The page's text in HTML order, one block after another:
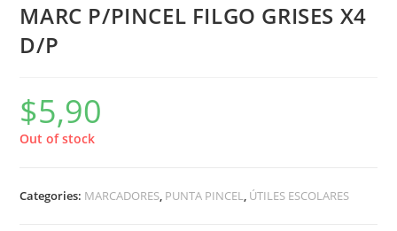
MARC P/PINCEL FILGO GRISES X4
D/P
$5,90
Out of stock
Categories: MARCADORES, PUNTA PINCEL, ÚTILES ESCOLARES